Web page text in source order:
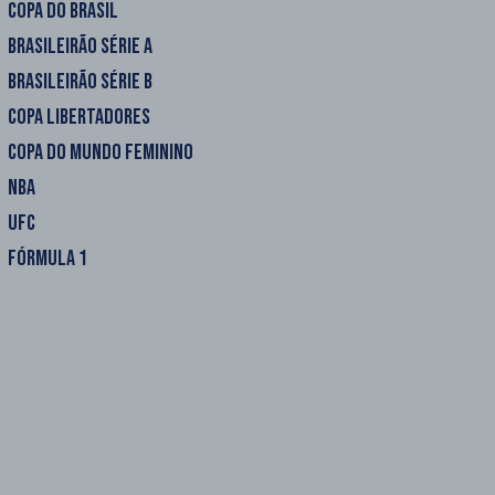
COPA DO BRASIL
BRASILEIRÃO SÉRIE A
BRASILEIRÃO SÉRIE B
COPA LIBERTADORES
COPA DO MUNDO FEMININO
NBA
UFC
FÓRMULA 1